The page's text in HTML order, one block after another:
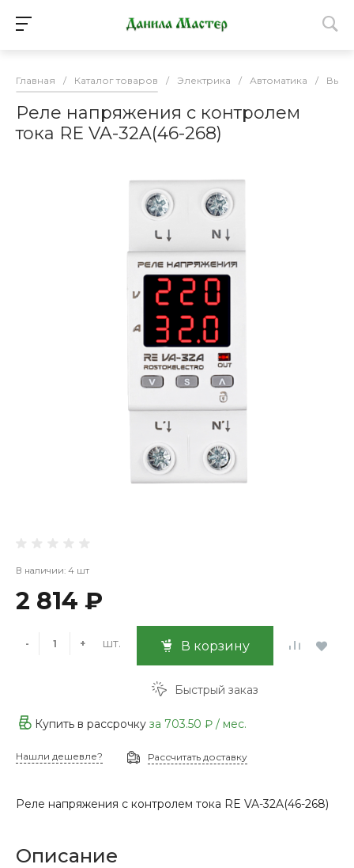
Главная / Каталог товаров / Электрика / Автоматика /
Реле напряжения с контролем
тока RE VA-32A(46-268)
В наличии: 4 шт
2 814 ₽
- + шт. В корзину
Быстрый заказ
Купить в рассрочку за 703.50 ₽ / мес.
Нашли дешевле? Рассчитать доставку
Реле напряжения с контролем тока RE VA-32A(46-268)
Описание